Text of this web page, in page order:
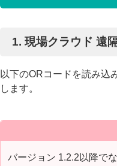
1. 現場クラウド 遠
以下のORコードを読み込
します。
バージョン 1.2.2以降で